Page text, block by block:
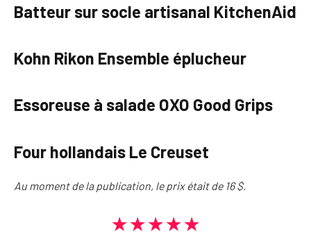
Batteur sur socle artisanal KitchenAid
Kohn Rikon Ensemble éplucheur
Essoreuse à salade OXO Good Grips
Four hollandais Le Creuset
Au moment de la publication, le prix était de 16 $.
★★★★★